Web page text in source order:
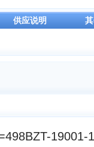
供应说明
19001-